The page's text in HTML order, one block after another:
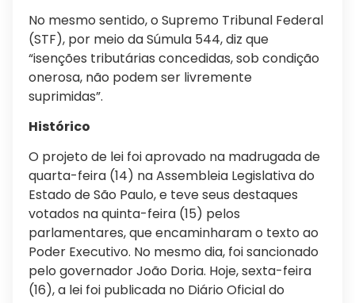
No mesmo sentido, o Supremo Tribunal Federal
(STF), por meio da Súmula 544, diz que
“isenções tributárias concedidas, sob condição
onerosa, não podem ser livremente
suprimidas”.
Histórico
O projeto de lei foi aprovado na madrugada de
quarta-feira (14) na Assembleia Legislativa do
Estado de São Paulo, e teve seus destaques
votados na quinta-feira (15) pelos
parlamentares, que encaminharam o texto ao
Poder Executivo. No mesmo dia, foi sancionado
pelo governador João Doria. Hoje, sexta-feira
(16), a lei foi publicada no Diário Oficial do